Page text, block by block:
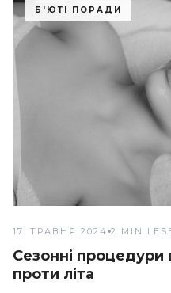
Б'ЮТІ ПОРАДИ
17. ТРАВНЯ 2024 2 MIN
Сезонні процедури
проти літа